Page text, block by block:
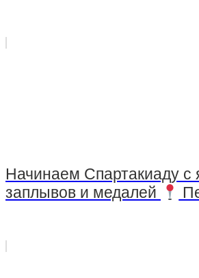
Начинаем Спартакиаду с
заплывов и медалей